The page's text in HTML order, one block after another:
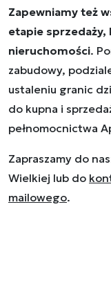
Zapewniamy też
etapie sprzedaży,
nieruchomości.
zabudowy,
ustaleniu granic
do kupna i
pełnomocnictwa
Zapraszamy do
Wielkiej lub do
mailowego.